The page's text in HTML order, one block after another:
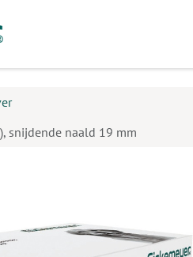
snijdende naald 19 mm